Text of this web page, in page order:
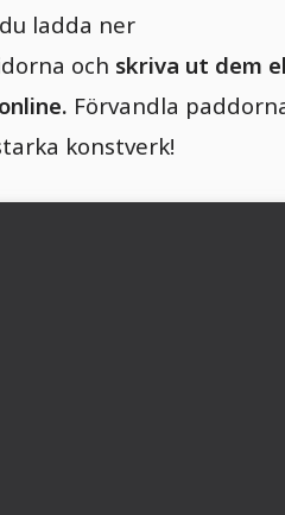
ladda ner
och skriva ut dem
Förvandla
konstverk!